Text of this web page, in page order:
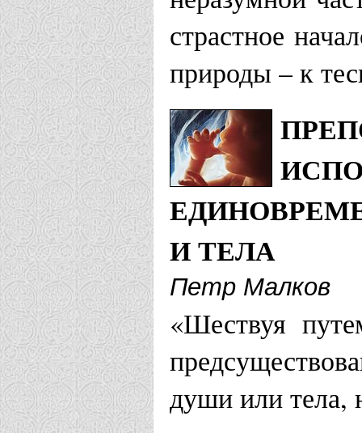
страстное
природы – к
И ТЕЛА
Петр Малков
«Шествуя
души или тела,